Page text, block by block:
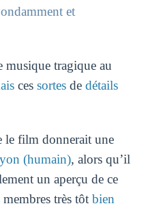
et
musique tragique au
ces sortesde détails
le film donnerait une
(humain), alors qu’il
un aperçu de ce
très tôt bien